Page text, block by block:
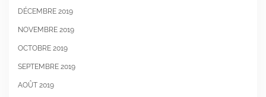
DÉCEMBRE 2019
NOVEMBRE 2019
OCTOBRE 2019
SEPTEMBRE 2019
AOÛT 2019